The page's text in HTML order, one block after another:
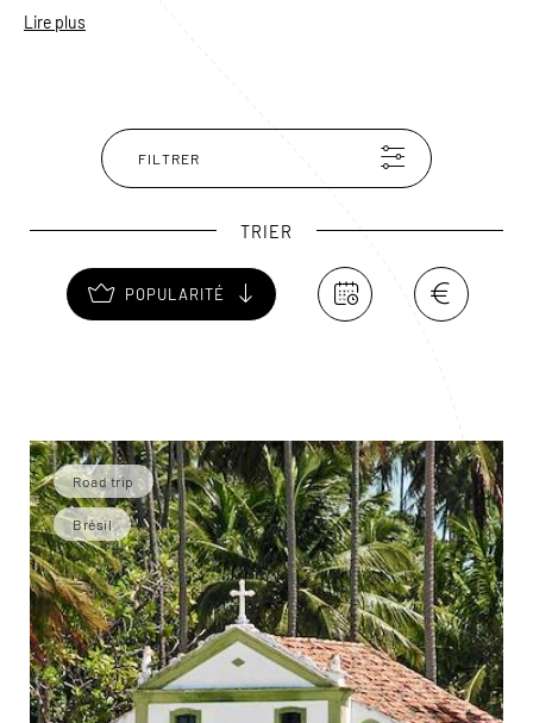
villages de pêcheurs authentiques. Sur le chemin, vous
Lire plus
FILTRER
TRIER
POPULARITÉ
Road trip
Brésil